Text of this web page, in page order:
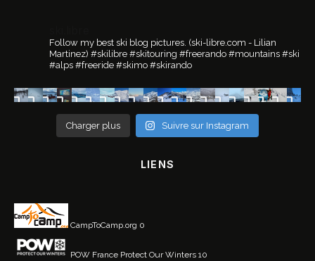
Follow my best ski blog pictures. (ski-libre.com - Lilian
Martinez) #skilibre #skitouring #freerando #mountains #ski
#alps #freeride #skimo #skirando
Charger plus Suivre sur Instagram
LIENS
CampToCamp.org 0
POW France Protect Our Winters 10